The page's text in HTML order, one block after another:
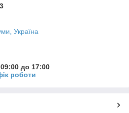
Україна
до 17:00
роботи